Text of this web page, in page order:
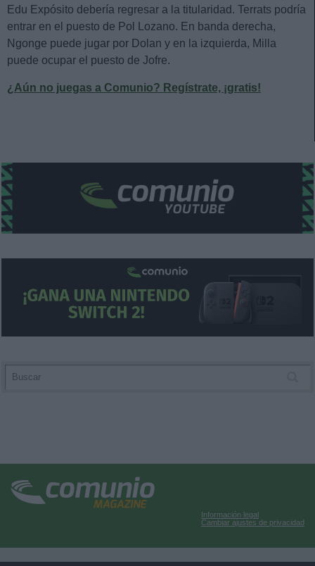
Edu Expósito debería regresar a la titularidad. Terrats podría
entrar en el puesto de Pol Lozano. En banda derecha,
Ngonge puede jugar por Dolan y en la izquierda, Milla
puede ocupar el puesto de Jofre.
¿Aún no juegas a Comunio? Regístrate, ¡gratis!
Información legal
Cambiar ajustes de privacidad